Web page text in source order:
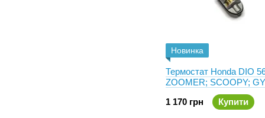
Новинка
Термостат Honda DIO
ZOOMER; SCOOPY;
Оригінал 19300-GET-013
1 170 грн
Купити